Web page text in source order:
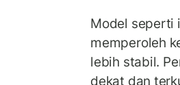
Model seperti
memperoleh
lebih stabil.
dekat dan